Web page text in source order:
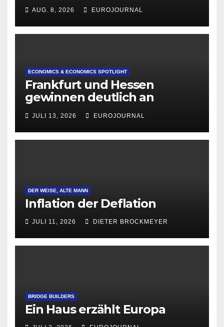
AUG. 8, 2026 EUROJOURNAL
ECONOMICS & ECONOMICS SPOTLIGHT
Frankfurt und Hessen
gewinnen deutlich an
Attraktivität für Startup-
Gründungen
JULI 13, 2026 EUROJOURNAL
DER WEISE, ALTE MANN
Inflation der Deflation
JULI 11, 2026 DIETER BROCKMEYER
BRIDGE BUILDERS
Ein Haus erzählt Europa